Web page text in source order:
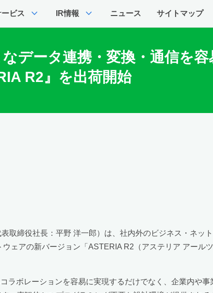
ビス expand_more IR情報 expand_more ニュース サイトマップ
データ連携・変換・通信を
R2』を出荷開始
取締役社長：平野 洋一郎）は、社内外のビジネス・ネッ
ェアの新バージョン「ASTERIA R2（アステリア アール
ラボレーションを容易に実現するだけでなく、企業内や